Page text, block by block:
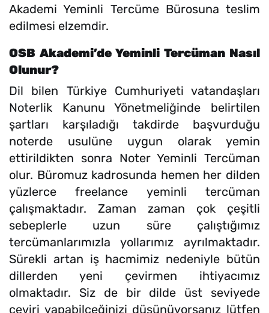
Akademi Yeminli Tercüme Bürosuna teslim
edilmesi elzemdir.
OSB Akademi’de Yeminli Tercüman Nasıl
Olunur?
Dil bilen Türkiye Cumhuriyeti vatandaşları
Noterlik Kanunu Yönetmeliğinde belirtilen
şartları karşıladığı takdirde başvurduğu
noterde usulüne uygun olarak yemin
ettirildikten sonra Noter Yeminli Tercüman
olur. Büromuz kadrosunda hemen her dilden
yüzlerce freelance yeminli tercüman
çalışmaktadır. Zaman zaman çok çeşitli
sebeplerle uzun süre çalıştığımız
tercümanlarımızla yollarımız ayrılmaktadır.
Sürekli artan iş hacmimiz nedeniyle bütün
dillerden yeni çevirmen ihtiyacımız
olmaktadır. Siz de bir dilde üst seviyede
çeviri yapabilceğinizi düşünüyorsanız lütfen